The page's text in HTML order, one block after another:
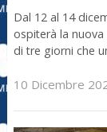
Dal 12 al 14
ospiterà la
di tre giorni che
10 Dicembre